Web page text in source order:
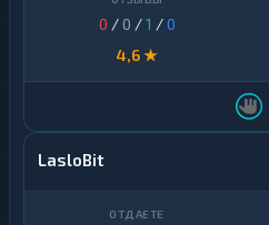
0 / 0 /1 /0
4,6 ★
LasloBit